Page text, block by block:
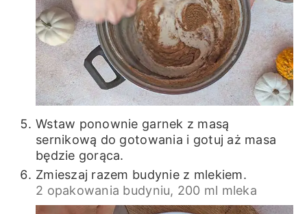
Wstaw ponownie garnek z masą
sernikową do gotowania i gotuj aż masa
będzie gorąca.
Zmieszaj razem budynie z mlekiem.
2 opakowania budyniu, 200 ml mleka